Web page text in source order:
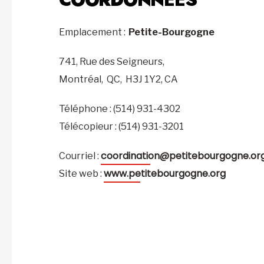
Emplacement : Petite-Bourgogne
741, Rue des Seigneurs,
Montréal, QC, H3J 1Y2, CA
Téléphone : (514) 931-4302
Télécopieur : (514) 931-3201
Courriel :
Site web : www.petitebourgogne.org